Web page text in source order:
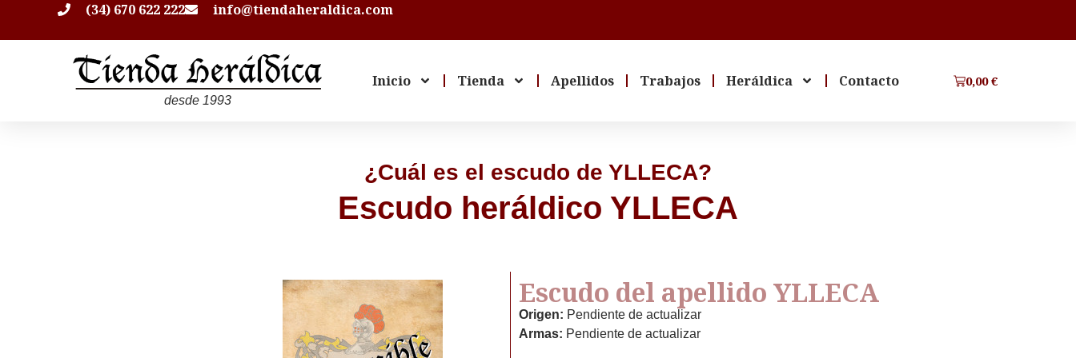
(34) 670 622 222 info@tiendaheraldica.com
desde 1993
Inicio Tienda Apellidos Trabajos Heráldica Contacto 0,00€
¿Cuál es el escudo de YLLECA?
Escudo heráldico YLLECA
Escudo del apellido YLLECA
Origen: Pendiente de actualizar
Armas: Pendiente de actualizar